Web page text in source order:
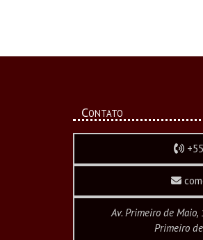
Contato
Av. Primeiro de
Primeiro